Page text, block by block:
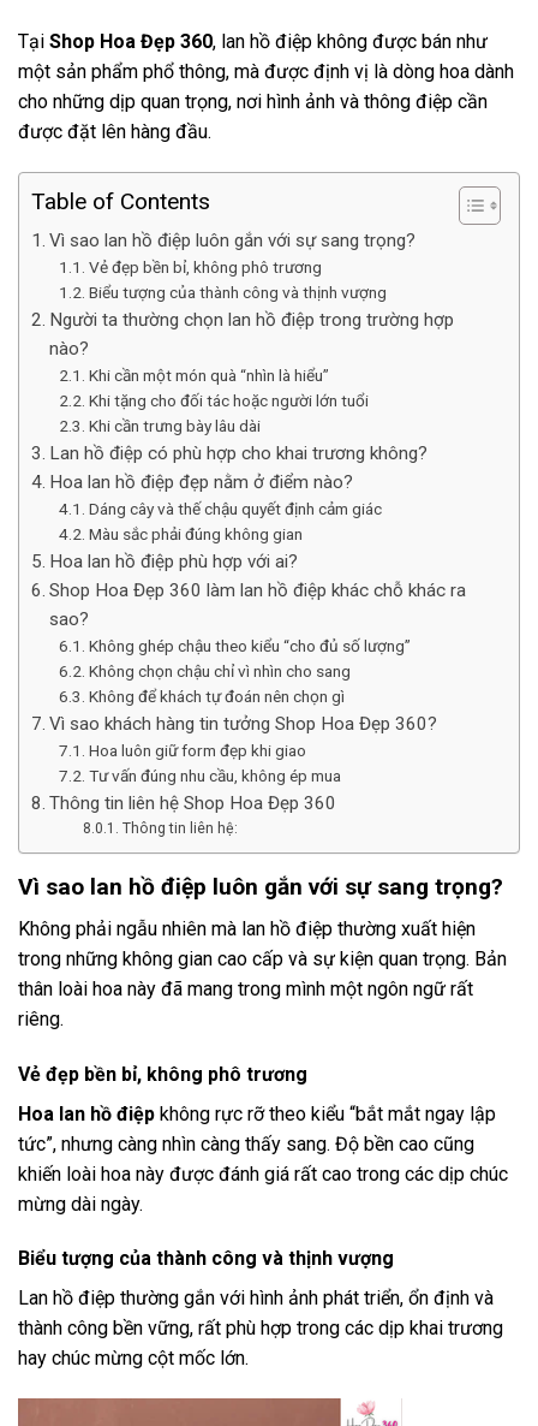
Tại Shop Hoa Đẹp 360, lan hồ điệp không được bán như
một sản phẩm phổ thông, mà được định vị là dòng hoa dành
cho những dịp quan trọng, nơi hình ảnh và thông điệp cần
được đặt lên hàng đầu.
Table of Contents
Vì sao lan hồ điệp luôn gắn với sự sang trọng?
Vẻ đẹp bền bỉ, không phô trương
Biểu tượng của thành công và thịnh vượng
Người ta thường chọn lan hồ điệp trong trường hợp
nào?
Khi cần một món quà “nhìn là hiểu”
Khi tặng cho đối tác hoặc người lớn tuổi
Khi cần trưng bày lâu dài
Lan hồ điệp có phù hợp cho khai trương không?
Hoa lan hồ điệp đẹp nằm ở điểm nào?
Dáng cây và thế chậu quyết định cảm giác
Màu sắc phải đúng không gian
Hoa lan hồ điệp phù hợp với ai?
Shop Hoa Đẹp 360 làm lan hồ điệp khác chỗ khác ra
sao?
Không ghép chậu theo kiểu “cho đủ số lượng”
Không chọn chậu chỉ vì nhìn cho sang
Không để khách tự đoán nên chọn gì
Vì sao khách hàng tin tưởng Shop Hoa Đẹp 360?
Hoa luôn giữ form đẹp khi giao
Tư vấn đúng nhu cầu, không ép mua
Thông tin liên hệ Shop Hoa Đẹp 360
Thông tin liên hệ:
Vì sao lan hồ điệp luôn gắn với sự sang trọng?
Không phải ngẫu nhiên mà lan hồ điệp thường xuất hiện
trong những không gian cao cấp và sự kiện quan trọng. Bản
thân loài hoa này đã mang trong mình một ngôn ngữ rất
riêng.
Vẻ đẹp bền bỉ, không phô trương
Hoa lan hồ điệp không rực rỡ theo kiểu “bắt mắt ngay lập
tức”, nhưng càng nhìn càng thấy sang. Độ bền cao cũng
khiến loài hoa này được đánh giá rất cao trong các dịp chúc
mừng dài ngày.
Biểu tượng của thành công và thịnh vượng
Lan hồ điệp thường gắn với hình ảnh phát triển, ổn định và
thành công bền vững, rất phù hợp trong các dịp khai trương
hay chúc mừng cột mốc lớn.